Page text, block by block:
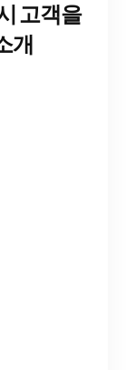
고객을
개